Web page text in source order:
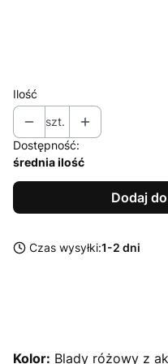
Ilość
szt.
Dostępność:
średnia ilość
Dodaj
Czas wysyłki:1-2 dni
Kolor: Blady różowy z